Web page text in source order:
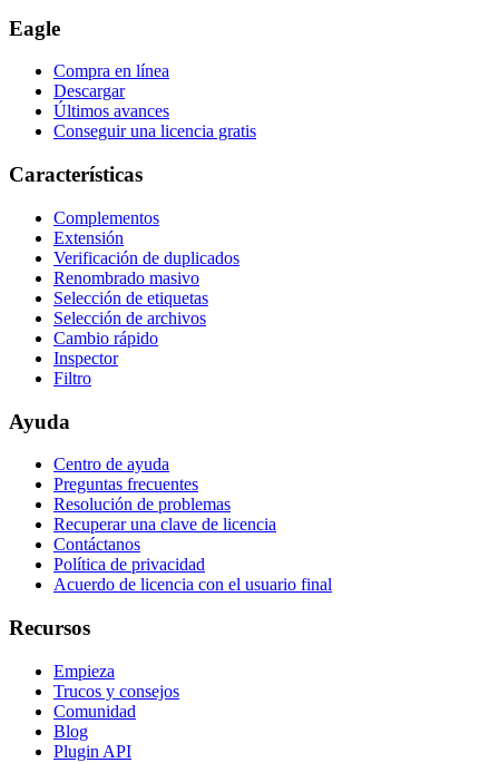
Eagle
Compra en línea
Descargar
Últimos avances
Conseguir una licencia gratis
Características
Complementos
Extensión
Verificación de duplicados
Renombrado masivo
Selección de etiquetas
Selección de archivos
Cambio rápido
Inspector
Filtro
Ayuda
Centro de ayuda
Preguntas frecuentes
Resolución de problemas
Recuperar una clave de licencia
Contáctanos
Política de privacidad
Acuerdo de licencia con el usuario final
Recursos
Empieza
Trucos y consejos
Comunidad
Blog
Plugin API